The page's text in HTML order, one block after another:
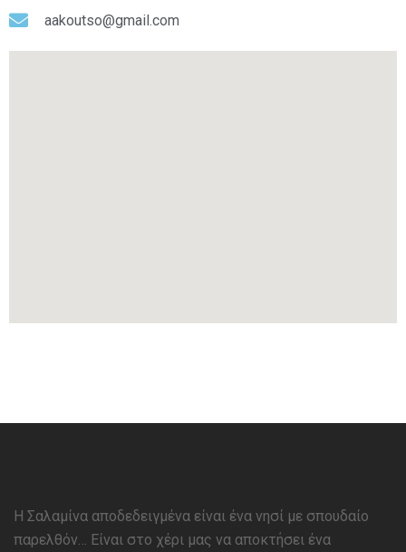
aakoutso@gmail.com
Η Σαλαμίνα αποδεδειγμένα είναι ένα νησί με σπουδαίο
παρελθόν… Είναι στο χέρι μας να αποκτήσει ένα